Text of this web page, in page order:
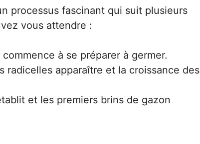
processus fascinant qui suit plusieurs
vous attendre :
commence à se préparer à germer.
radicelles apparaître et la croissance des
et les premiers brins de gazon